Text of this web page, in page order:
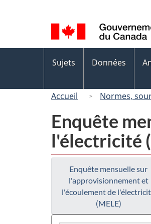
de
la
langue
des
Sujets Données
Accueil Normes,
Enquête
l'électricité
Enquête mensuelle sur
l'approvisionnement et
l'écoulement de
(MELE)